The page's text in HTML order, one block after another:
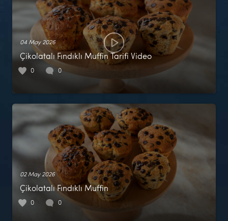
04 May 2026
Çikolatalı Fındıklı Muffin Tarifi Video
0 0
02 May 2026
Çikolatalı Fındıklı Muffin
0 0